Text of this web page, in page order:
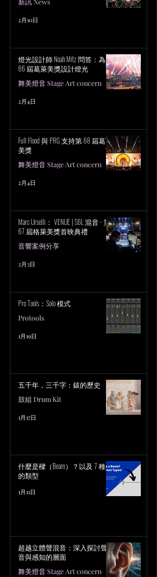
2月10日
燈光設計師 Noah Mitz 問答：為第
66 屆葛萊美獎設計燈光
舞美燈音 Stage Art concern
2月4日
Full Flood 與 PRG 支持第 68 屆葛萊
美獎
舞美燈音 Stage Art concern
2月4日
Marc Urselli： VENUE | S6L 混音 - 第
67 屆格萊美獎首映典禮
音響案例分享
2月3日
Pro Tools：Solo 模式
Protools
1月19日
五千年，三千字：鈸的歷史
鼓組 Drum Kit
1月17日
什麼是樑（Beam）？以及 7 種樑
的類型
1月11日
超越立體聲混音：深入探討聲
音與感知的層面
舞美燈音 Stage Art concern